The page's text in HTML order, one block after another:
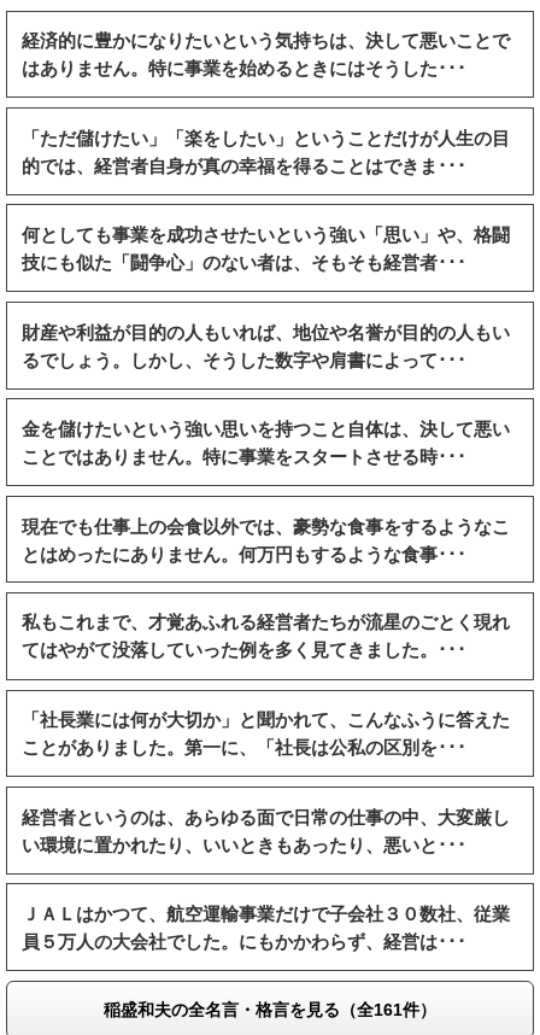
経済的に豊かになりたいという気持ちは、決して悪いことで
はありません。特に事業を始めるときにはそうした･･･
「ただ儲けたい」「楽をしたい」ということだけが人生の目
的では、経営者自身が真の幸福を得ることはできま･･･
何としても事業を成功させたいという強い「思い」や、格闘
技にも似た「闘争心」のない者は、そもそも経営者･･･
財産や利益が目的の人もいれば、地位や名誉が目的の人もい
るでしょう。しかし、そうした数字や肩書によって･･･
金を儲けたいという強い思いを持つこと自体は、決して悪い
ことではありません。特に事業をスタートさせる時･･･
現在でも仕事上の会食以外では、豪勢な食事をするようなこ
とはめったにありません。何万円もするような食事･･･
私もこれまで、才覚あふれる経営者たちが流星のごとく現れ
てはやがて没落していった例を多く見てきました。･･･
「社長業には何が大切か」と聞かれて、こんなふうに答えた
ことがありました。第一に、「社長は公私の区別を･･･
経営者というのは、あらゆる面で日常の仕事の中、大変厳し
い環境に置かれたり、いいときもあったり、悪いと･･･
ＪＡＬはかつて、航空運輸事業だけで子会社３０数社、従業
員５万人の大会社でした。にもかかわらず、経営は･･･
稲盛和夫の全名言・格言を見る（全161件）